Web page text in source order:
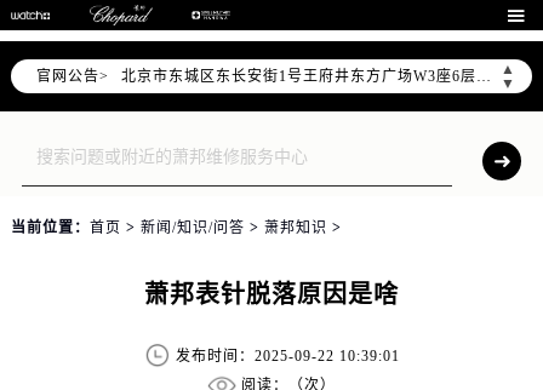

官网公告>
▲
▼
北京市朝阳区建国门外大街甲6号华熙国际中心D座11层1102室售后服务中心（需提前预约）
北京市东城区东长安街1号王府井东方广场W3座6层602室售后服务中心（需提前预约）
节假日正常营业！
当前位置： 首页 > 新闻/知识/问答 > 萧邦知识 >
萧邦表针脱落原因是啥
发布时间：2025-09-22 10:39:01
阅读：（次）